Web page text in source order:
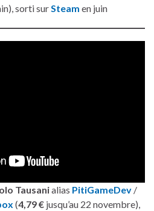
sorti surSteam en juin
Tausanialias PitiGameDev/
(4,79 € jusqu’au 22 novembre),